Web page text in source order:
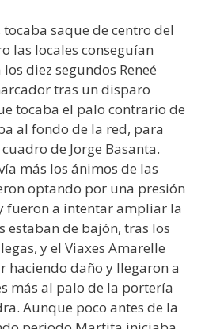
tocaba saque de centro del
las locales conseguían
diez segundos Reneé
tras un disparo
tocaba el palo contrario de
al fondo de la red, para
de Jorge Basanta.
más los ánimos de las
optando por una presión
fueron a intentar ampliar la
estaban de bajón, tras los
y el Viaxes Amarelle
haciendo daño y llegaron a
más al palo de la portería
Aunque poco antes de la